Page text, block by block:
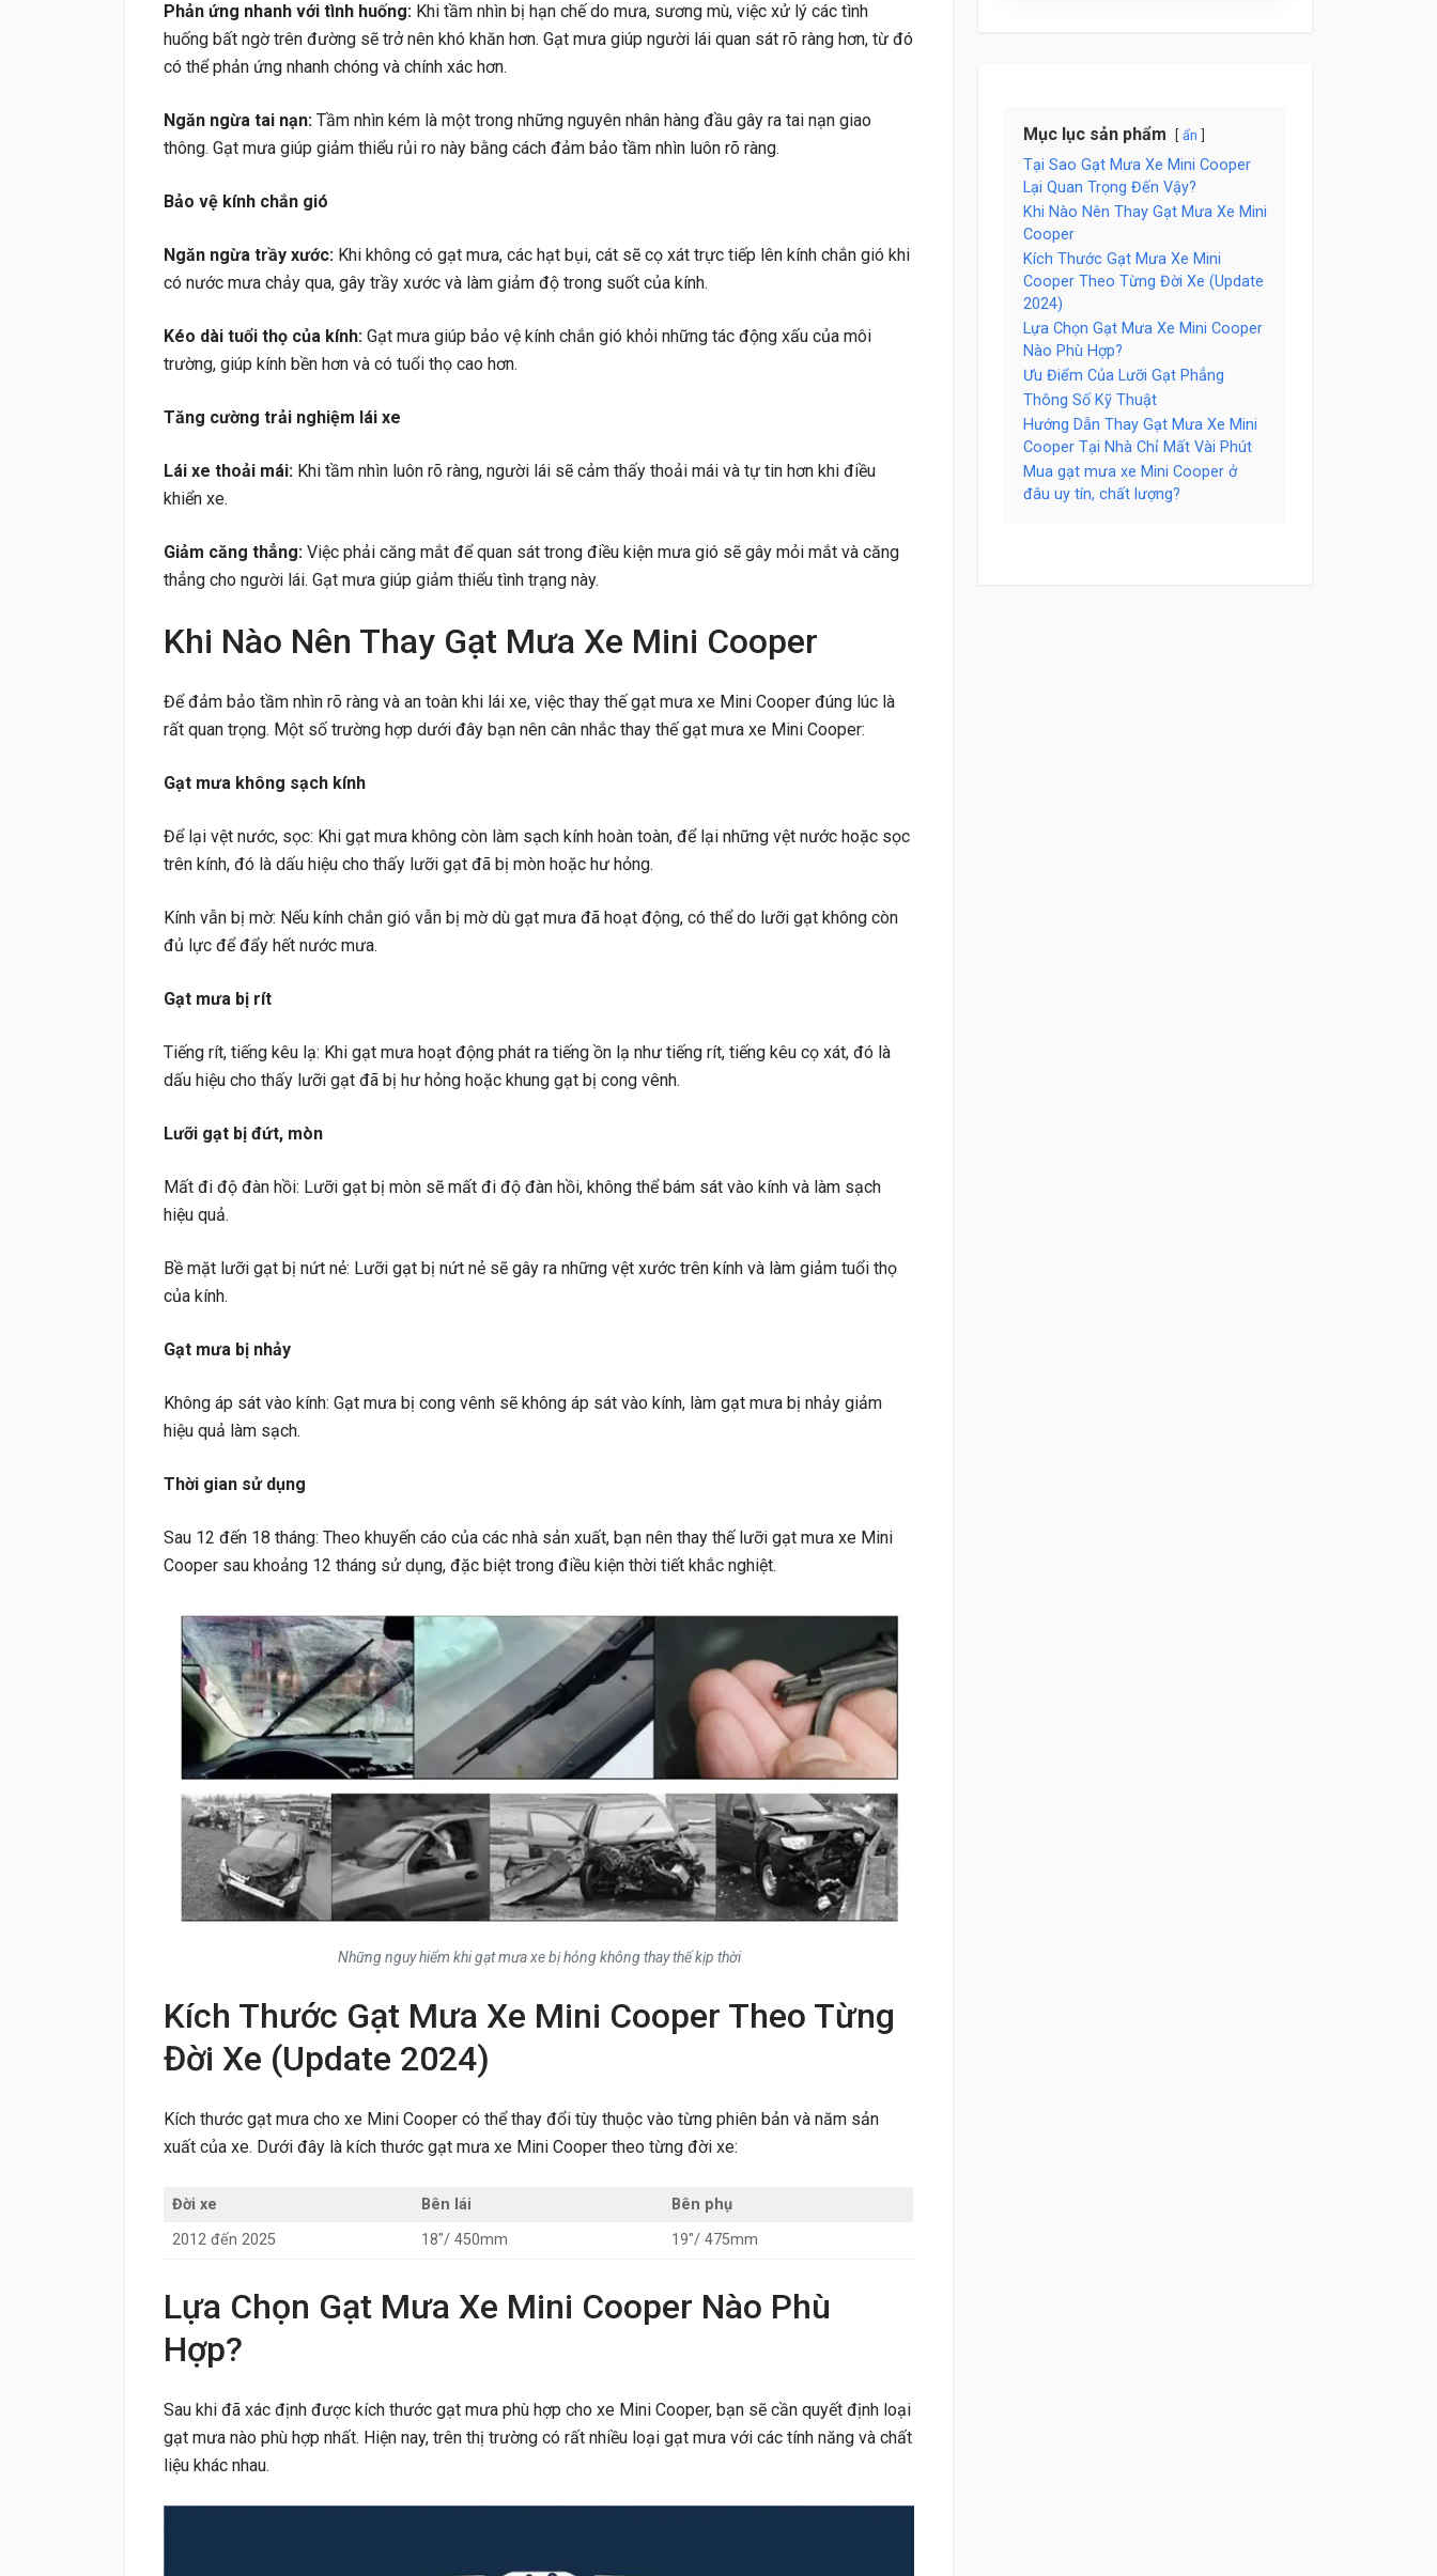
Mục lục sản phẩm ẩn
Tại Sao Gạt Mưa Xe Mini Cooper
Lại Quan Trọng Đến Vậy?
Khi Nào Nên Thay Gạt Mưa Xe Mini
Cooper
Kích Thước Gạt Mưa Xe Mini
Cooper Theo Từng Đời Xe (Update
2024)
Lựa Chọn Gạt Mưa Xe Mini Cooper
Nào Phù Hợp?
Ưu Điểm Của Lưỡi Gạt Phẳng
Thông Số Kỹ Thuật
Hướng Dẫn Thay Gạt Mưa Xe Mini
Cooper Tại Nhà Chỉ Mất Vài Phút
Mua gạt mưa xe Mini Cooper ở
đâu uy tín, chất lượng?
Phản ứng nhanh với tình huống: Khi tầm nhìn bị hạn chế do mưa, sương mù, việc xử lý các tình
huống bất ngờ trên đường sẽ trở nên khó khăn hơn. Gạt mưa giúp người lái quan sát rõ ràng hơn, từ đó
có thể phản ứng nhanh chóng và chính xác hơn.
Ngăn ngừa tai nạn: Tầm nhìn kém là một trong những nguyên nhân hàng đầu gây ra tai nạn giao
thông. Gạt mưa giúp giảm thiểu rủi ro này bằng cách đảm bảo tầm nhìn luôn rõ ràng.
Bảo vệ kính chắn gió
Ngăn ngừa trầy xước: Khi không có gạt mưa, các hạt bụi, cát sẽ cọ xát trực tiếp lên kính chắn gió khi
có nước mưa chảy qua, gây trầy xước và làm giảm độ trong suốt của kính.
Kéo dài tuổi thọ của kính: Gạt mưa giúp bảo vệ kính chắn gió khỏi những tác động xấu của môi
trường, giúp kính bền hơn và có tuổi thọ cao hơn.
Tăng cường trải nghiệm lái xe
Lái xe thoải mái: Khi tầm nhìn luôn rõ ràng, người lái sẽ cảm thấy thoải mái và tự tin hơn khi điều
khiển xe.
Giảm căng thẳng: Việc phải căng mắt để quan sát trong điều kiện mưa gió sẽ gây mỏi mắt và căng
thẳng cho người lái. Gạt mưa giúp giảm thiểu tình trạng này.
Khi Nào Nên Thay Gạt Mưa Xe Mini Cooper
Để đảm bảo tầm nhìn rõ ràng và an toàn khi lái xe, việc thay thế gạt mưa xe Mini Cooper đúng lúc là
rất quan trọng. Một số trường hợp dưới đây bạn nên cân nhắc thay thế gạt mưa xe Mini Cooper:
Gạt mưa không sạch kính
Để lại vệt nước, sọc: Khi gạt mưa không còn làm sạch kính hoàn toàn, để lại những vệt nước hoặc sọc
trên kính, đó là dấu hiệu cho thấy lưỡi gạt đã bị mòn hoặc hư hỏng.
Kính vẫn bị mờ: Nếu kính chắn gió vẫn bị mờ dù gạt mưa đã hoạt động, có thể do lưỡi gạt không còn
đủ lực để đẩy hết nước mưa.
Gạt mưa bị rít
Tiếng rít, tiếng kêu lạ: Khi gạt mưa hoạt động phát ra tiếng ồn lạ như tiếng rít, tiếng kêu cọ xát, đó là
dấu hiệu cho thấy lưỡi gạt đã bị hư hỏng hoặc khung gạt bị cong vênh.
Lưỡi gạt bị đứt, mòn
Mất đi độ đàn hồi: Lưỡi gạt bị mòn sẽ mất đi độ đàn hồi, không thể bám sát vào kính và làm sạch
hiệu quả.
Bề mặt lưỡi gạt bị nứt nẻ: Lưỡi gạt bị nứt nẻ sẽ gây ra những vệt xước trên kính và làm giảm tuổi thọ
của kính.
Gạt mưa bị nhảy
Không áp sát vào kính: Gạt mưa bị cong vênh sẽ không áp sát vào kính, làm gạt mưa bị nhảy giảm
hiệu quả làm sạch.
Thời gian sử dụng
Sau 12 đến 18 tháng: Theo khuyến cáo của các nhà sản xuất, bạn nên thay thế lưỡi gạt mưa xe Mini
Cooper sau khoảng 12 tháng sử dụng, đặc biệt trong điều kiện thời tiết khắc nghiệt.
Những nguy hiểm khi gạt mưa xe bị hỏng không thay thế kịp thời
Kích Thước Gạt Mưa Xe Mini Cooper Theo Từng
Đời Xe (Update 2024)
Kích thước gạt mưa cho xe Mini Cooper có thể thay đổi tùy thuộc vào từng phiên bản và năm sản
xuất của xe. Dưới đây là kích thước gạt mưa xe Mini Cooper theo từng đời xe:
Đời xe Bên lái
Bên phụ
2012 đến 2025
18″/ 450mm 19″/ 475mm
Lựa Chọn Gạt Mưa Xe Mini Cooper Nào Phù
Hợp?
Sau khi đã xác định được kích thước gạt mưa phù hợp cho xe Mini Cooper, bạn sẽ cần quyết định loại
gạt mưa nào phù hợp nhất. Hiện nay, trên thị trường có rất nhiều loại gạt mưa với các tính năng và chất
liệu khác nhau.